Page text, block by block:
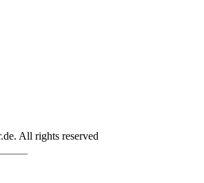
All rights reserved